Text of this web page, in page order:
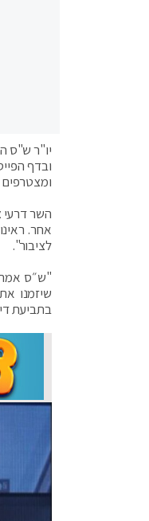
יו"ר ש"ס
ובדף
ומצטרפים
השר דרעי
אחר.
לציבור".
"ש״ס
שיזמנו
בתביעת